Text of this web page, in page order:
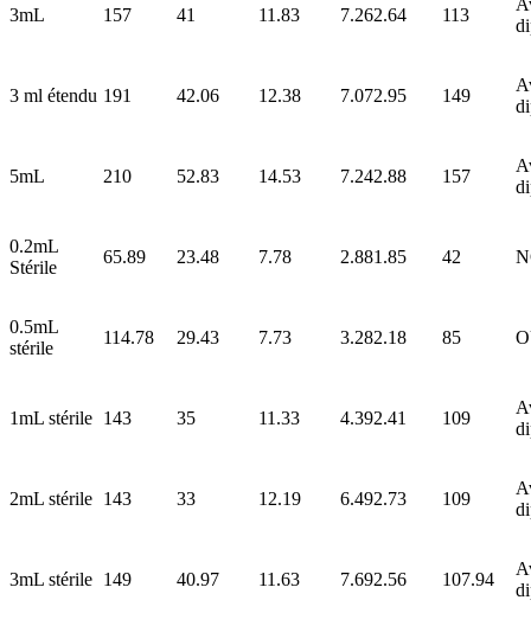
3mL 157 41 11.83 7.262.64 113
3 ml étendu 191 42.06 12.38 7.072.95 149
5mL 210 52.83 14.53 7.242.88 157
0.2mL
Stérile
65.89 23.48 7.78 2.881.85 42
0.5mL
stérile
114.78 29.43 7.73 3.282.18 85
1mL stérile 143 35 11.33 4.392.41 109
2mL stérile 143 33 12.19 6.492.73 109
3mL stérile 149 40.97 11.63 7.692.56 107.94